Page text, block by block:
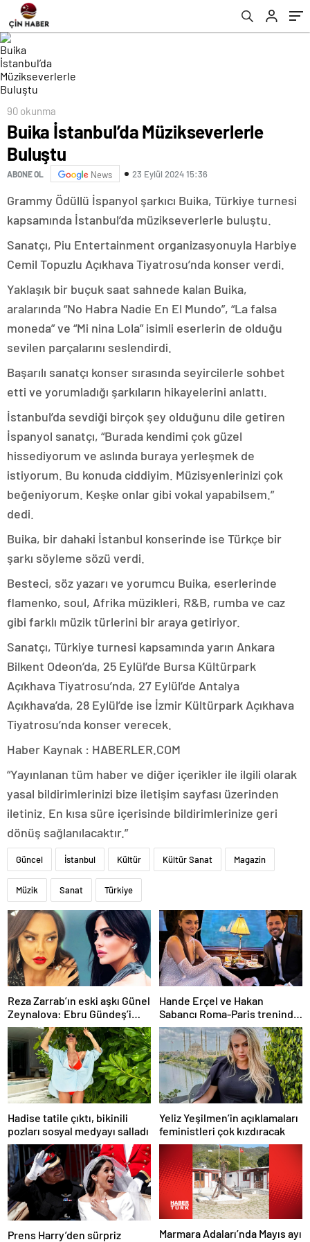
90 okunma
Buika İstanbul’da Müzikseverlerle
Buluştu
ABONE OL News 23 Eylül 2024 15:36
Grammy Ödüllü İspanyol şarkıcı Buika, Türkiye turnesi
kapsamında İstanbul’da müzikseverlerle buluştu.
Sanatçı, Piu Entertainment organizasyonuyla Harbiye
Cemil Topuzlu Açıkhava Tiyatrosu’nda konser verdi.
Yaklaşık bir buçuk saat sahnede kalan Buika,
aralarında “No Habra Nadie En El Mundo”, “La falsa
moneda” ve “Mi nina Lola” isimli eserlerin de olduğu
sevilen parçalarını seslendirdi.
Başarılı sanatçı konser sırasında seyircilerle sohbet
etti ve yorumladığı şarkıların hikayelerini anlattı.
İstanbul’da sevdiği birçok şey olduğunu dile getiren
İspanyol sanatçı, “Burada kendimi çok güzel
hissediyorum ve aslında buraya yerleşmek de
istiyorum. Bu konuda ciddiyim. Müzisyenlerinizi çok
beğeniyorum. Keşke onlar gibi vokal yapabilsem.”
dedi.
Buika, bir dahaki İstanbul konserinde ise Türkçe bir
şarkı söyleme sözü verdi.
Besteci, söz yazarı ve yorumcu Buika, eserlerinde
flamenko, soul, Afrika müzikleri, R&B, rumba ve caz
gibi farklı müzik türlerini bir araya getiriyor.
Sanatçı, Türkiye turnesi kapsamında yarın Ankara
Bilkent Odeon’da, 25 Eylül’de Bursa Kültürpark
Açıkhava Tiyatrosu’nda, 27 Eylül’de Antalya
Açıkhava’da, 28 Eylül’de ise İzmir Kültürpark Açıkhava
Tiyatrosu’nda konser verecek.
Haber Kaynak : HABERLER.COM
“Yayınlanan tüm haber ve diğer içerikler ile ilgili olarak
yasal bildirimlerinizi bize iletişim sayfası üzerinden
iletiniz. En kısa süre içerisinde bildirimlerinize geri
dönüş sağlanılacaktır.”
Güncel İstanbul Kültür Kültür Sanat Magazin
Müzik Sanat Türkiye
Reza Zarrab’ın eski aşkı Günel
Zeynalova: Ebru Gündeş’i
affettim
Hande Erçel ve Hakan
Sabancı Roma-Paris treninde
aşka geldi
Hadise tatile çıktı, bikinili
pozları sosyal medyayı salladı
Yeliz Yeşilmen’in açıklamaları
feministleri çok kızdıracak
Prens Harry’den sürpriz
Marmara Adaları’nda Mayıs ayı